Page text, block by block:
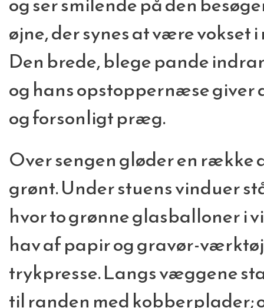
øjne, der synes at være vokset
Den brede, blege pande
og hans opstoppernæse giver
og forsonligt præg.
Over sengen gløder en række
grønt. Under stuens vinduer
hvor to grønne glasballoner i
hav af papir og gravør-
trykpresse. Langs væggene
til randen med kobberplader;